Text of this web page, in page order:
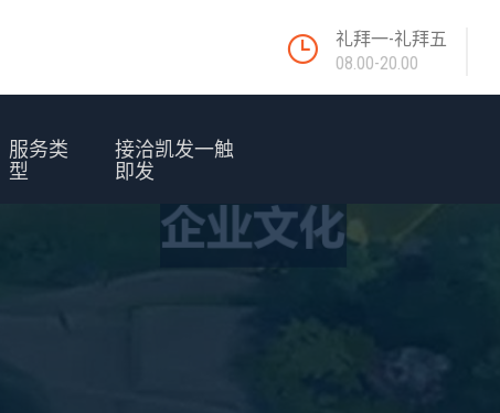
礼拜一-礼拜五
08.00-20.00
服务类
型
接洽凯发一触
即发